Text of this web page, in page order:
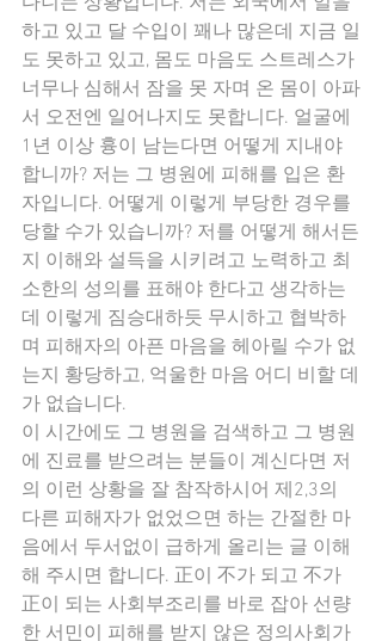
하고 있고 달 수입이 꽤나 많은데 지금 일
도 못하고 있고, 몸도 마음도 스트레스가
너무나 심해서 잠을 못 자며 온 몸이 아파
서 오전엔 일어나지도 못합니다. 얼굴에
1년 이상 흉이 남는다면 어떻게 지내야
합니까? 저는 그 병원에 피해를 입은 환
자입니다. 어떻게 이렇게 부당한 경우를
당할 수가 있습니까? 저를 어떻게 해서든
지 이해와 설득을 시키려고 노력하고 최
소한의 성의를 표해야 한다고 생각하는
데 이렇게 짐승대하듯 무시하고 협박하
며 피해자의 아픈 마음을 헤아릴 수가 없
는지 황당하고, 억울한 마음 어디 비할 데
가 없습니다.
이 시간에도 그 병원을 검색하고 그 병원
에 진료를 받으려는 분들이 계신다면 저
의 이런 상황을 잘 참작하시어 제2,3의
다른 피해자가 없었으면 하는 간절한 마
음에서 두서없이 급하게 올리는 글 이해
해 주시면 합니다. 正이 不가 되고 不가
正이 되는 사회부조리를 바로 잡아 선량
한 서민이 피해를 받지 않은 정의사회가